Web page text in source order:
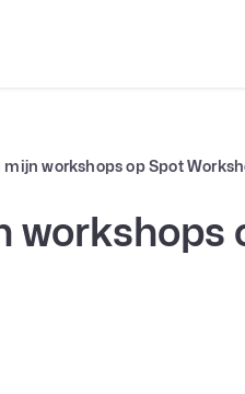
workshops op Spot
workshops